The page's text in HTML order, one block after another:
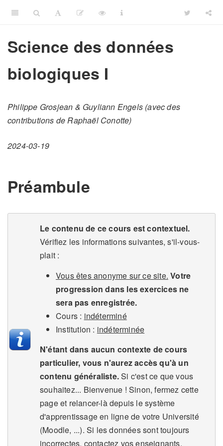
Science des données
biologiques I
Philippe Grosjean & Guyliann Engels (avec des
contributions de Raphaël Conotte)
2024-03-19
Préambule
Le contenu de ce cours est contextuel.
Vérifiez les informations suivantes, s'il-vous-
plait :
Vous êtes anonyme sur ce site. Votre
progression dans les exercices ne
sera pas enregistrée.
Cours : indéterminé
Institution : indéterminée
N'étant dans aucun contexte de cours
particulier, vous n'aurez accès qu'à un
contenu généraliste.Si c'est ce que vous
souhaitez... Bienvenue ! Sinon, fermez cette
page et relancer-là depuis le système
d'apprentissage en ligne de votre Université
(Moodle, ...). Si les données sont toujours
incorrectes, contactez vos enseignants.